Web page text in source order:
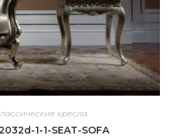
кресла
1-1-SEAT-SOFA